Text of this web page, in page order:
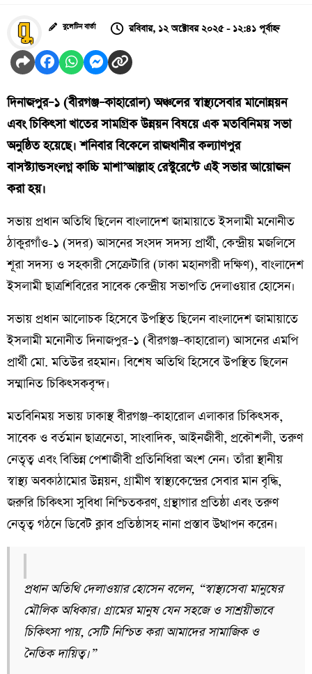
বুলেটিন বার্তা রবিবার, ১২ অক্টোবর ২০২৫ - ১২:৪১ পূর্বাহ্ন
দিনাজপুর–১ (বীরগঞ্জ–কাহারোল) অঞ্চলের স্বাস্থ্যসেবার মানোন্নয়ন
এবং চিকিৎসা খাতের সামগ্রিক উন্নয়ন বিষয়ে এক মতবিনিময় সভা
অনুষ্ঠিত হয়েছে। শনিবার বিকেলে রাজধানীর কল্যাণপুর
বাসস্ট্যান্ডসংলগ্ন কাচ্চি মাশা’আল্লাহ রেস্টুরেন্টে এই সভার আয়োজন
করা হয়।
সভায় প্রধান অতিথি ছিলেন বাংলাদেশ জামায়াতে ইসলামী মনোনীত
ঠাকুরগাঁও-১ (সদর) আসনের সংসদ সদস্য প্রার্থী, কেন্দ্রীয় মজলিসে
শূরা সদস্য ও সহকারী সেক্রেটারি (ঢাকা মহানগরী দক্ষিণ), বাংলাদেশ
ইসলামী ছাত্রশিবিরের সাবেক কেন্দ্রীয় সভাপতি দেলাওয়ার হোসেন।
সভায় প্রধান আলোচক হিসেবে উপস্থিত ছিলেন বাংলাদেশ জামায়াতে
ইসলামী মনোনীত দিনাজপুর–১ (বীরগঞ্জ–কাহারোল) আসনের এমপি
প্রার্থী মো. মতিউর রহমান। বিশেষ অতিথি হিসেবে উপস্থিত ছিলেন
সম্মানিত চিকিৎসকবৃন্দ।
মতবিনিময় সভায় ঢাকাস্থ বীরগঞ্জ–কাহারোল এলাকার চিকিৎসক,
সাবেক ও বর্তমান ছাত্রনেতা, সাংবাদিক, আইনজীবী, প্রকৌশলী, তরুণ
নেতৃত্ব এবং বিভিন্ন পেশাজীবী প্রতিনিধিরা অংশ নেন। তাঁরা স্থানীয়
স্বাস্থ্য অবকাঠামোর উন্নয়ন, গ্রামীণ স্বাস্থ্যকেন্দ্রের সেবার মান বৃদ্ধি,
জরুরি চিকিৎসা সুবিধা নিশ্চিতকরণ, গ্রন্থাগার প্রতিষ্ঠা এবং তরুণ
নেতৃত্ব গঠনে ডিবেট ক্লাব প্রতিষ্ঠাসহ নানা প্রস্তাব উত্থাপন করেন।
প্রধান অতিথি দেলাওয়ার হোসেন বলেন, “স্বাস্থ্যসেবা মানুষের
মৌলিক অধিকার। গ্রামের মানুষ যেন সহজে ও সাশ্রয়ীভাবে
চিকিৎসা পায়, সেটি নিশ্চিত করা আমাদের সামাজিক ও
নৈতিক দায়িত্ব।”